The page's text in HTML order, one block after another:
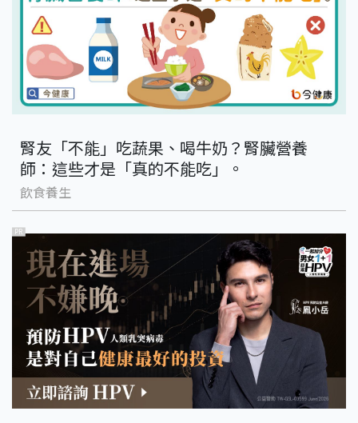
腎友「不能」吃蔬果、喝牛奶？腎臟營養
師：這些才是「真的不能吃」。
飲食養生
PR